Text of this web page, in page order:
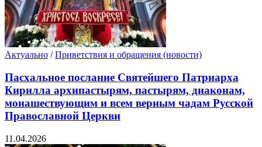
Актуально /Приветствия и обращения (новости)
Пасхальное послание Святейшего Патриарха
Кирилла архипастырям, пастырям, диаконам,
монашествующим и всем верным чадам Русской
Православной Церкви
11.04.2026